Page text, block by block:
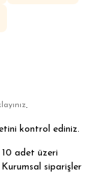
.
kontrol ediniz.
adet üzeri
siparişler